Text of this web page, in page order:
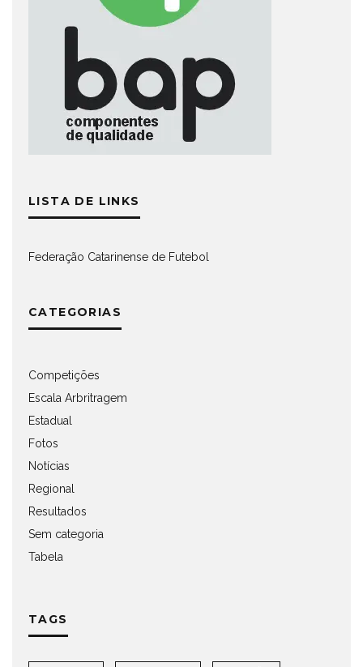
LISTA DE LINKS
Federação Catarinense de Futebol
CATEGORIAS
Competições
Escala Arbritragem
Estadual
Fotos
Notícias
Regional
Resultados
Sem categoria
Tabela
TAGS